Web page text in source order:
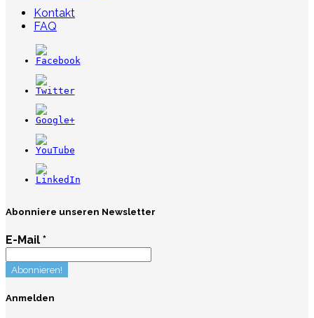
Kontakt
FAQ
Abonniere unseren Newsletter
E-Mail *
Anmelden